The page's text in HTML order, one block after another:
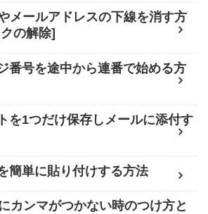
メールアドレスの下線を消す方
の解除]
番号を途中から連番で始める方
を1つだけ保存しメールに添付す
簡単に貼り付けする方法
カンマがつかない時のつけ方と